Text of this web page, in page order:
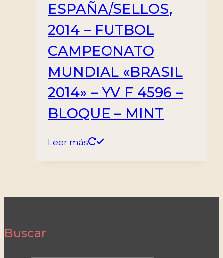
ESPAÑA/SELLOS,
2014 – FUTBOL
CAMPEONATO
MUNDIAL «BRASIL
2014» – YV F 4596 –
BLOQUE – MINT
Leer más
Buscar